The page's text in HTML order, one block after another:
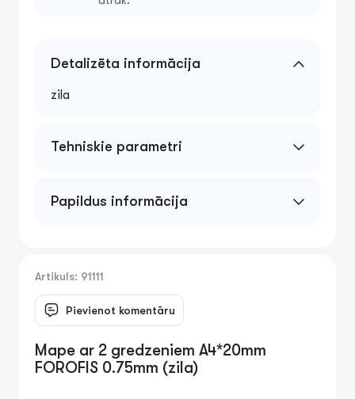
Detalizēta informācija
zila
Tehniskie parametri
Papildus informācija
Artikuls: 91111
Pievienot komentāru
Mape ar 2 gredzeniem A4*20mm
FOROFIS 0.75mm (zila)